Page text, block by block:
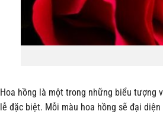
Hoa hồng là một trong những biểu tượng
lễ đặc biệt. Mỗi màu hoa hồng sẽ đại